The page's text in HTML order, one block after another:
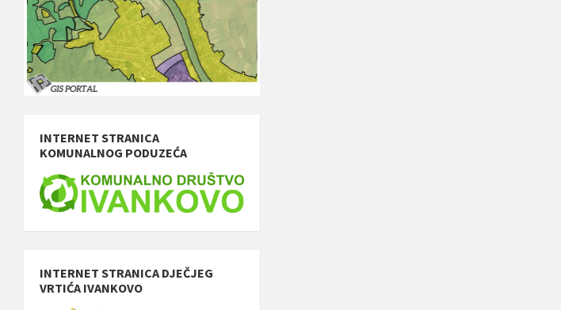
INTERNET STRANICA
KOMUNALNOG PODUZEĆA
INTERNET STRANICA DJEČJEG
VRTIĆA IVANKOVO